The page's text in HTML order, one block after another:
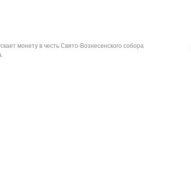
монету в честь Свято-Вознесенского собора